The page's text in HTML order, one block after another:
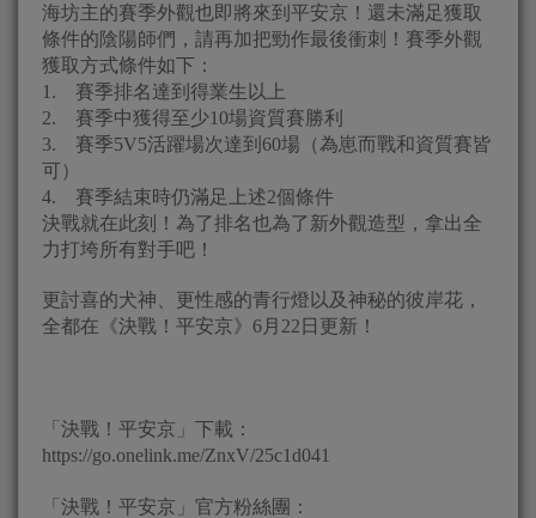
海坊主的賽季外觀也即將來到平安京！還未滿足獲取
條件的陰陽師們，請再加把勁作最後衝刺！賽季外觀
獲取方式條件如下：
1. 賽季排名達到得業生以上
2. 賽季中獲得至少10場資質賽勝利
3. 賽季5V5活躍場次達到60場（為崽而戰和資質賽皆
可）
4. 賽季結束時仍滿足上述2個條件
決戰就在此刻！為了排名也為了新外觀造型，拿出全
力打垮所有對手吧！
更討喜的犬神、更性感的青行燈以及神秘的彼岸花，
全都在《決戰！平安京》6月22日更新！
「決戰！平安京」下載：
https://go.onelink.me/ZnxV/25c1d041
「決戰！平安京」官方粉絲團：